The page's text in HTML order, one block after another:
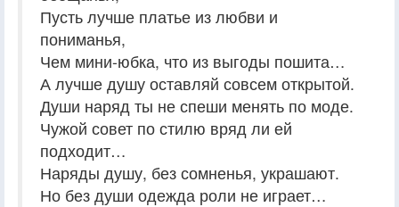
Пусть лучше платье из любви и
пониманья,
Чем мини-юбка, что из выгоды пошита…
А лучше душу оставляй совсем открытой.
Души наряд ты не спеши менять по моде.
Чужой совет по стилю вряд ли ей
подходит…
Наряды душу, без сомненья, украшают.
Но без души одежда роли не играет…